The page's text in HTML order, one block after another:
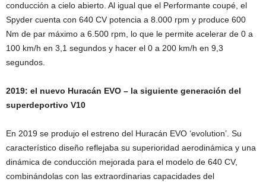
conducción a cielo abierto. Al igual que el Performante coupé, el
Spyder cuenta con 640 CV potencia a 8.000 rpm y produce 600
Nm de par máximo a 6.500 rpm, lo que le permite acelerar de 0 a
100 km/h en 3,1 segundos y hacer el 0 a 200 km/h en 9,3
segundos.
2019: el nuevo Huracán EVO – la siguiente generación del
superdeportivo V10
En 2019 se produjo el estreno del Huracán EVO ‘evolution’. Su
característico diseño reflejaba su superioridad aerodinámica y una
dinámica de conducción mejorada para el modelo de 640 CV,
combinándolas con las extraordinarias capacidades del